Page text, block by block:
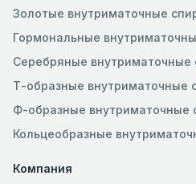
Золотые внутриматочные
Гормональные
Серебряные внутриматочные
Т-образные внутриматочные
Ф-образные внутриматочные
Кольцеобразные
Компания